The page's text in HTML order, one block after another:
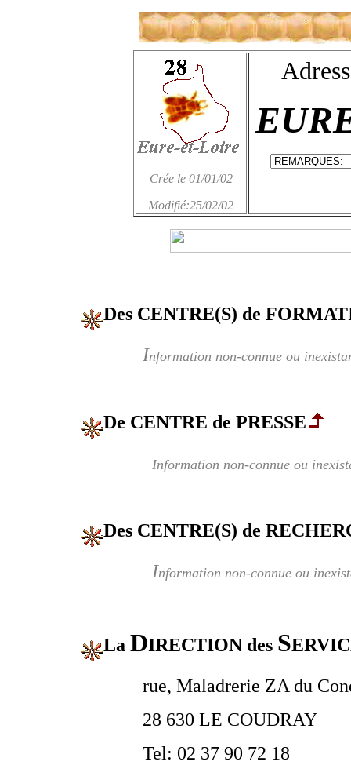
Crée le 01/01/02
Modifié:25/02/02
Des CENTRE(S) de
Information non-connue ou
De CENTRE de PRESSE
Information non-connue ou
Des CENTRE(S) de
Information non-connue ou
La DIRECTION des S
rue, Maladrerie ZA du
28 630 LE COUDRAY
Tel: 02 37 90 72 18